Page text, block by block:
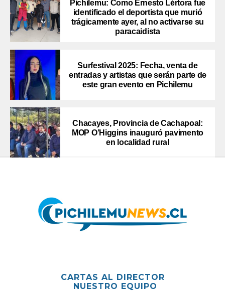
Pichilemu: Como Ernesto Lértora fue
identificado el deportista que murió
trágicamente ayer, al no activarse su
paracaidista
Surfestival 2025: Fecha, venta de
entradas y artistas que serán parte de
este gran evento en Pichilemu
Chacayes, Provincia de Cachapoal:
MOP O’Higgins inauguró pavimento
en localidad rural
CARTAS AL DIRECTOR
NUESTRO EQUIPO